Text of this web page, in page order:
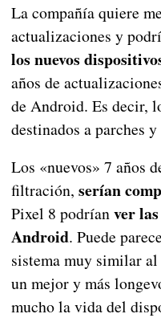
La compañía quiere
actualizaciones y
los nuevos
años de
de Android. Es decir,
destinados a parches
Los «nuevos» 7 años
filtración, serían
Pixel 8 podríanver
Android. Puede
sistema muy similar
un mejor y más
mucho la vida del